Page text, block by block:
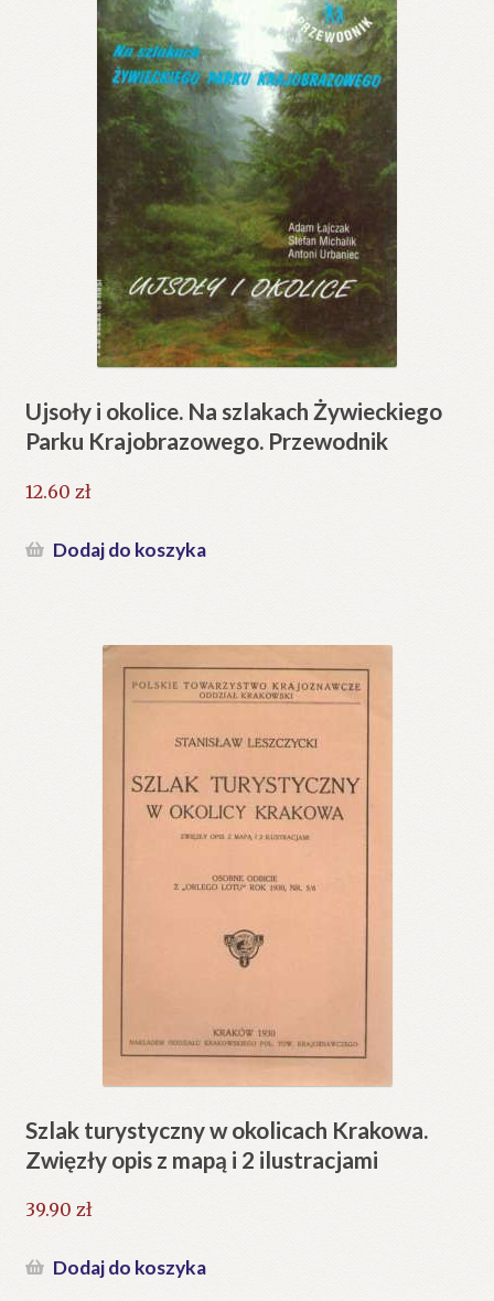
Ujsoły i okolice. Na szlakach Żywieckiego
Parku Krajobrazowego. Przewodnik
12.60 zł
Dodaj do koszyka
Szlak turystyczny w okolicach Krakowa.
Zwięzły opis z mapą i 2 ilustracjami
39.90 zł
Dodaj do koszyka